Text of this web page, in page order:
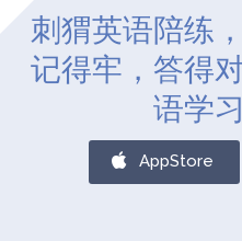
刺猬英语陪练
记得牢，答得
语学
AppStore